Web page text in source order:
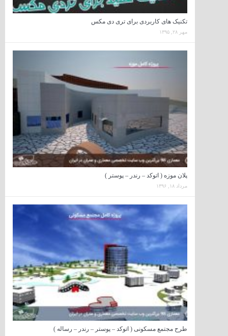
تکنیک های کاربردی برای تری دی مکس
مهر ۲۸, ۱۳۹۵
پلان موزه ( اتوکد – رندر – پوستر )
مرداد ۱۸, ۱۳۹۶
طرح مجتمع مسکونی ( اتوکد – پوستر – رندر – رساله )